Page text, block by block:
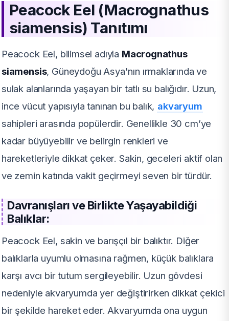
Peacock Eel (Macrognathus
siamensis) Tanıtımı
Peacock Eel, bilimsel adıyla Macrognathus
siamensis, Güneydoğu Asya'nın ırmaklarında ve
sulak alanlarında yaşayan bir tatlı su balığıdır. Uzun,
ince vücut yapısıyla tanınan bu balık, akvaryum
sahipleri arasında popülerdir. Genellikle 30 cm’ye
kadar büyüyebilir ve belirgin renkleri ve
hareketleriyle dikkat çeker. Sakin, geceleri aktif olan
ve zemin katında vakit geçirmeyi seven bir türdür.
Davranışları ve Birlikte Yaşayabildiği
Balıklar:
Peacock Eel, sakin ve barışçıl bir balıktır. Diğer
balıklarla uyumlu olmasına rağmen, küçük balıklara
karşı avcı bir tutum sergileyebilir. Uzun gövdesi
nedeniyle akvaryumda yer değiştirirken dikkat çekici
bir şekilde hareket eder. Akvaryumda ona uygun